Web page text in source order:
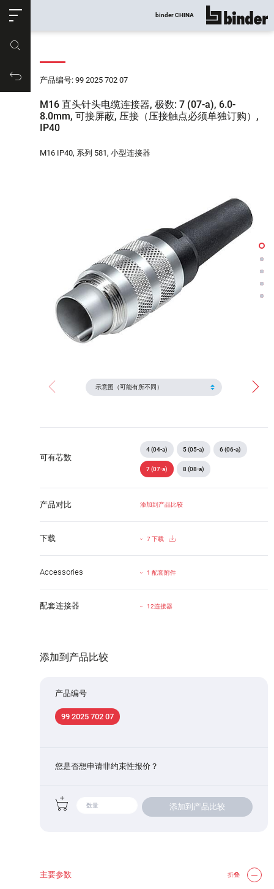
购物车
binder CHINA 显示所有
产品编号: 99 2025 702 07
M16 直头针头电缆连接器, 极数: 7 (07-a), 6.0-
8.0mm, 可接屏蔽, 压接（压接触点必须单独订购）,
IP40
M16 IP40, 系列 581, 小型连接器
可有芯数
4 (04-a) 5 (05-a) 6 (06-a)
7 (07-a) 8 (08-a)
产品对比 添加到产品比较
下载 7 下载
Accessories 1 配套附件
配套连接器 12连接器
添加到产品比较
产品编号
99 2025 702 07
您是否想申请非约束性报价？
添加到产品比较
主要参数 折叠